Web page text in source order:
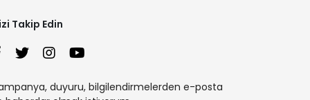
Takip Edin
duyuru, bilgilendirmelerden e-posta